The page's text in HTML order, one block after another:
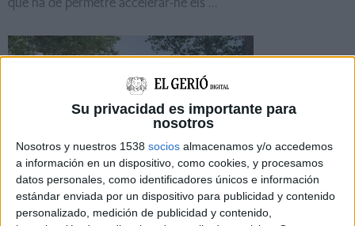
Su privacidad es importante para
nosotros
Nosotros y nuestros 1538 socios almacenamos y/o accedemos
a información en un dispositivo, como cookies, y procesamos
datos personales, como identificadores únicos e información
estándar enviada por un dispositivo para publicidad y contenido
personalizado, medición de publicidad y contenido,
que ha de permetre accelerar-ne els ...
Surten a la llum les primeres imatges
virtuals de com serà el nou Trueta